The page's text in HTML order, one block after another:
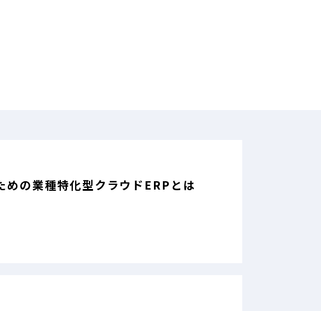
の業種特化型クラウドERPとは